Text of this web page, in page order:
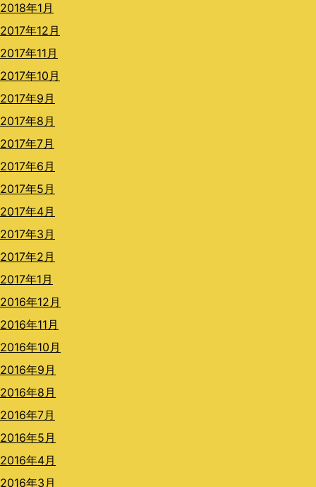
2018年1月
2017年12月
2017年11月
2017年10月
2017年9月
2017年8月
2017年7月
2017年6月
2017年5月
2017年4月
2017年3月
2017年2月
2017年1月
2016年12月
2016年11月
2016年10月
2016年9月
2016年8月
2016年7月
2016年5月
2016年4月
2016年3月